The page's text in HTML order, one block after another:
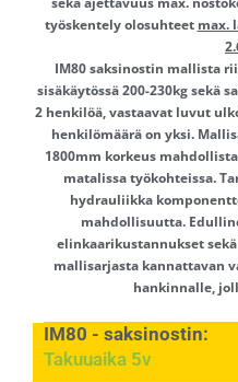
työskentely olosuhteet max.
IM80 saksinostin mallista
sisäkäytössä 200-230kg sekä
2 henkilöä, vastaavat luvut
henkilömäärä on yksi.
1800mm korkeus
matalissa työkohteissa.
hydrauliikka
mahdollisuutta.
elinkaarikustannukset
mallisarjasta kannattavan
hankinnalle,
IM80 - saksinostin:
Työskentelykorkeus 6.5